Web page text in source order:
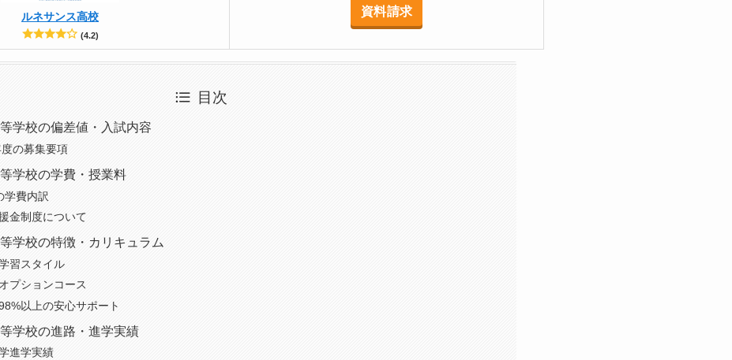
ルネサンス高校
(4.2)
資料請求
目次
学校の偏差値・入試内容
の募集要項
学校の学費・授業料
学費内訳
金制度について
学校の特徴・カリキュラム
習スタイル
プションコース
以上の安心サポート
学校の進路・進学実績
進学実績